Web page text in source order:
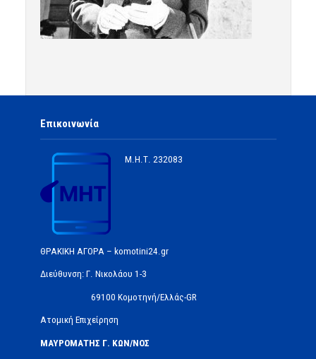
Επικοινωνία
Μ.Η.Τ. 232083
ΘΡΑΚΙΚΗ ΑΓΟΡΑ – komotini24.gr
Διεύθυνση: Γ. Νικολάου 1-3
69100 Κομοτηνή/Ελλάς-GR
Ατομική Επιχείρηση
ΜΑΥΡΟΜΑΤΗΣ Γ. ΚΩΝ/ΝΟΣ